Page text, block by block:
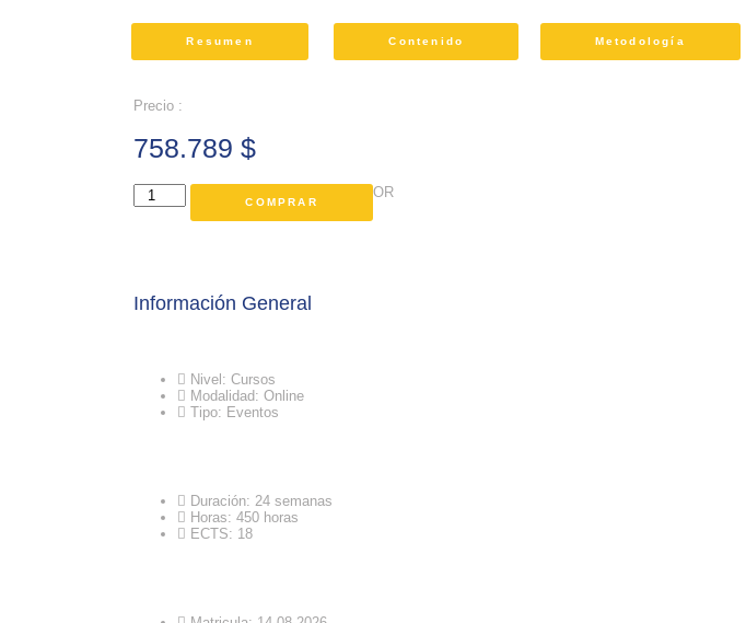
Resumen Contenido Metodología
Precio :
758.789 $
COMPRAR
OR
Información General
Nivel: Cursos
Modalidad: Online
Tipo: Eventos
Duración: 24 semanas
Horas: 450 horas
ECTS: 18